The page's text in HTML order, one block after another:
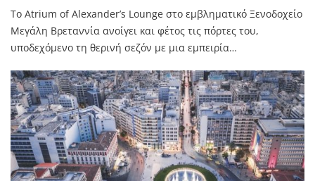
Το Atrium of Alexander’s Lounge στο εμβληματικό Ξενοδοχείο
Μεγάλη Βρεταννία ανοίγει και φέτος τις πόρτες του,
υποδεχόμενο τη θερινή σεζόν με μια εμπειρία…